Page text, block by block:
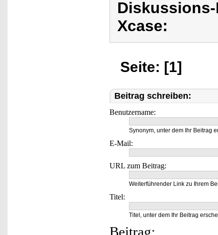
Xcase:
Seite: [1]
Beitrag schreiben:
Benutzername:
Synonym, unter dem Ihr Beitrag
E-Mail:
URL zum Beitrag:
Weiterführender Link zu Ihrem
Titel:
Titel, unter dem Ihr Beitrag
Beitrag: